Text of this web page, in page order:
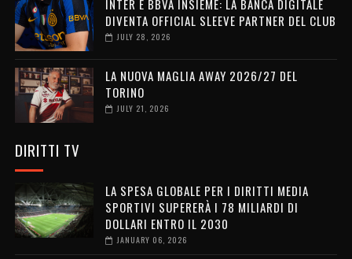
INTER E BBVA INSIEME: LA BANCA DIGITALE
DIVENTA OFFICIAL SLEEVE PARTNER DEL CLUB
JULY 28, 2026
LA NUOVA MAGLIA AWAY 2026/27 DEL
TORINO
JULY 21, 2026
DIRITTI TV
LA SPESA GLOBALE PER I DIRITTI MEDIA
SPORTIVI SUPERERÀ I 78 MILIARDI DI
DOLLARI ENTRO IL 2030
JANUARY 06, 2026